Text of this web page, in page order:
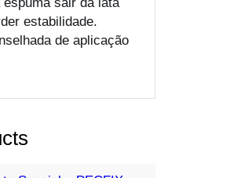
estabilidade.
de aplicação